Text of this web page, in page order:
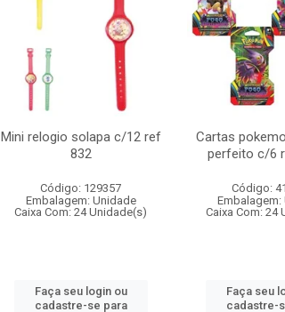
Mini relogio solapa c/12 ref
832
Código: 129357
Embalagem: Unidade
Caixa Com: 24 Unidade(s)
Faça seu login ou
cadastre-se para
Cartas
perfeito c/6
Código:
Embalagem:
Caixa Com: 24
Faça seu
cadastre-